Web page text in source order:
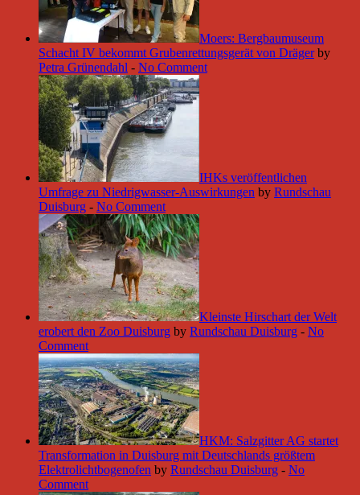
Moers: Bergbaumuseum
Schacht IV bekommt Grubenrettungsgerät von Dräger by
Petra Grünendahl - No Comment
IHKs veröffentlichen
Umfrage zu Niedrigwasser-Auswirkungen by Rundschau
Duisburg - No Comment
Kleinste Hirschart der Welt
erobert den Zoo Duisburg by Rundschau Duisburg - No
Comment
HKM: Salzgitter AG startet
Transformation in Duisburg mit Deutschlands größtem
Elektrolichtbogenofen by Rundschau Duisburg - No
Comment